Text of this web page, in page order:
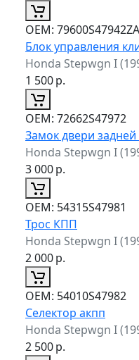
ОЕМ: 79600S47942ZA
Блок управления
Honda Stepwgn I
1 500р.
ОЕМ: 72662S47972
Замок двери задней
Honda Stepwgn I
3 000р.
ОЕМ: 54315S47981
Трос КПП
Honda Stepwgn I
2 000р.
ОЕМ: 54010S47982
Селектор акпп
Honda Stepwgn I
2 500р.